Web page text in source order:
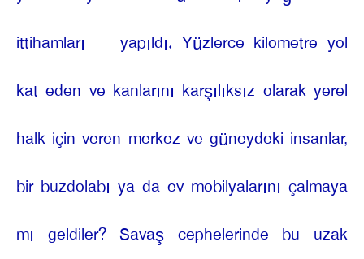
ittihamları
yapıldı. Yüzlerce kilometre yol
kat eden ve kanlarını karşılıksız olarak yerel
halk için veren merkez ve güneydeki insanlar,
bir buzdolabı ya da ev mobilyalarını çalmaya
mı geldiler? Savaş cephelerinde bu uzak